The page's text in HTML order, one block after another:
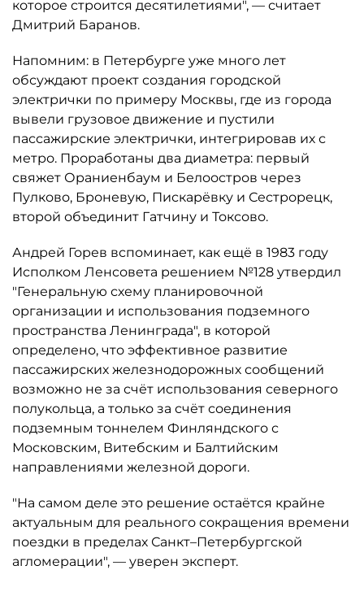
которое строится десятилетиями", — считает
Дмитрий Баранов.
Напомним: в Петербурге уже много лет
обсуждают проект создания городской
электрички по примеру Москвы, где из города
вывели грузовое движение и пустили
пассажирские электрички, интегрировав их с
метро. Проработаны два диаметра: первый
свяжет Ораниенбаум и Белоостров через
Пулково, Броневую, Пискарёвку и Сестрорецк,
второй объединит Гатчину и Токсово.
Андрей Горев вспоминает, как ещё в 1983 году
Исполком Ленсовета решением №128 утвердил
"Генеральную схему планировочной
организации и использования подземного
пространства Ленинграда", в которой
определено, что эффективное развитие
пассажирских железнодорожных сообщений
возможно не за счёт использования северного
полукольца, а только за счёт соединения
подземным тоннелем Финляндского с
Московским, Витебским и Балтийским
направлениями железной дороги.
"На самом деле это решение остаётся крайне
актуальным для реального сокращения времени
поездки в пределах Санкт–Петербургской
агломерации", — уверен эксперт.